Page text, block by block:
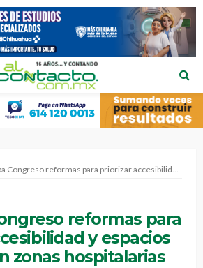
reformas para priorizar accesibilidad y espacios cercanos en zonas hospitalarias
reformas para
y espacios
zonas hospitalarias